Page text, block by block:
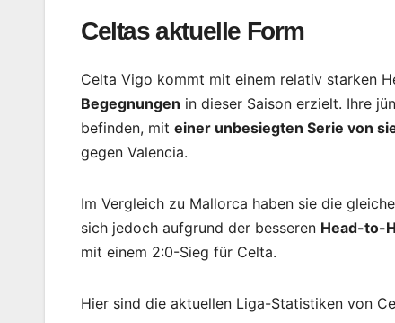
Celtas aktuelle Form
Celta Vigo kommt mit einem relativ starken
Begegnungen in dieser Saison erzielt. Ihre
befinden, mit einer unbesiegten Serie von
gegen Valencia.
Im Vergleich zu Mallorca haben sie die
sich jedoch aufgrund der besseren Head-to-
mit einem 2:0-Sieg für Celta.
Hier sind die aktuellen Liga-Statistiken von